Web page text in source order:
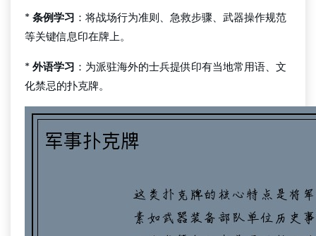
*条例学习 ：将战场行为准则、急救步骤、武器操作规范
等关键信息印在牌上。
*外语学习 ：为派驻海外的士兵提供印有当地常用语、文
化禁忌的扑克牌。